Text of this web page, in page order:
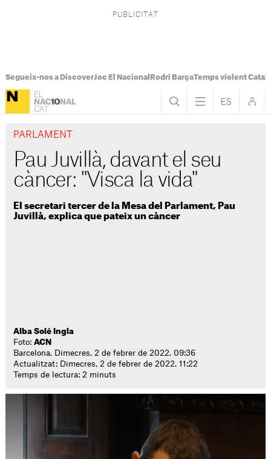
Segueix-nos a DiscoverJoc El Nacional Rodri BarçaTemps violent
PARLAMENT
Pau Juvillà, davant el seu
càncer: "Visca la vida"
El secretari tercer de la Mesa del Parlament, Pau
Juvillà, explica que pateix un càncer
Alba Solé Ingla
Foto:ACN
Barcelona. Dimecres, 2 de febrer de 2022. 09:36
Actualitzat: Dimecres, 2 de febrer de 2022. 11:22
Temps de lectura: 2 minuts